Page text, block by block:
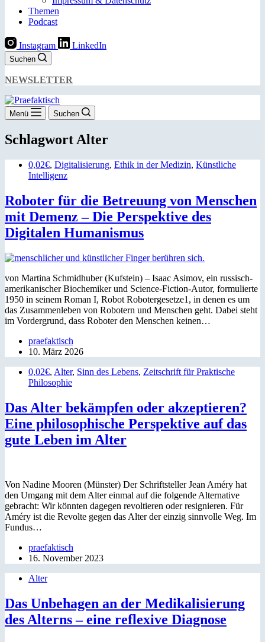
Themen
Podcast
Instagram LinkedIn
Suchen
NEWSLETTER
Menü Suchen
Schlagwort Alter
0,02€, Digitalisierung, Ethik in der Medizin, Künstliche
Intelligenz
Roboter für die Betreuung von Menschen
mit Demenz – Die Perspektive des
Digitalen Humanismus
von Martina Schmidhuber (Kufstein) – Isaac Asimov, ein russisch-
amerikanischer Biochemiker und Science-Fiction-Autor, formulierte
1950 in seinem Roman I, Robot Robotergesetze1, in denen es um
das Zusammenleben von Robotern und Menschen geht. Dabei steht
im Vordergrund, dass Roboter den Menschen keinen…
praefaktisch
10. März 2026
0,02€, Alter, Sinn des Lebens, Zeitschrift für Praktische
Philosophie
Das Alter bekämpfen oder akzeptieren?
Eine philosophische Perspektive auf das
gute Leben im Alter
Von Nadine Mooren (Münster) Der Schriftsteller Jean Améry hat
den Umgang mit dem Alter einmal auf die folgende Alternative
gebracht: Wir könnten dagegen revoltieren oder resignieren. Für
Améry ist die Revolte gegen das Alter der einzig sinnvolle Weg. Im
Fundus…
praefaktisch
16. November 2023
Alter
Das Unbehagen an der Medikalisierung
des Alterns – eine reflexive Diagnose